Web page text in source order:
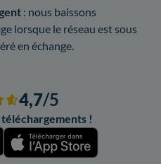
: nous baissons
lorsque le réseau est sous
en échange.
4,7/5
!